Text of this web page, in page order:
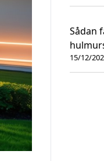
Sådan
15/12/